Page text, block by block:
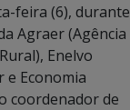
feira (6), durante
Agraer (Agência
Enelvo
e Economia
coordenador de